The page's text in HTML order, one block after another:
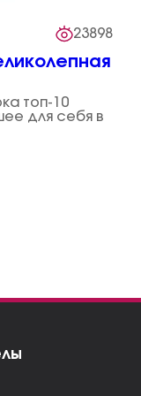
23898
топ-10
для себя в